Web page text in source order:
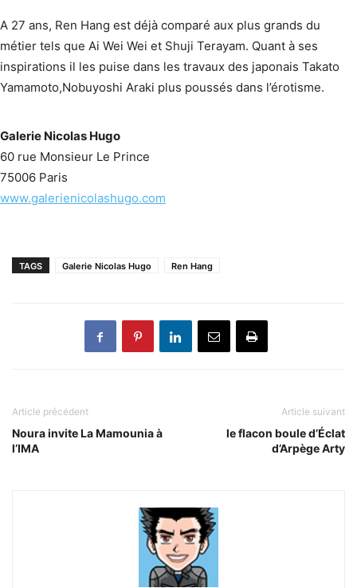
A 27 ans, Ren Hang est déjà comparé aux plus grands du
métier tels que Ai Wei Wei et Shuji Terayam. Quant à ses
inspirations il les puise dans les travaux des japonais Takato
Yamamoto,Nobuyoshi Araki plus poussés dans l’érotisme.
Galerie Nicolas Hugo
60 rue Monsieur Le Prince
75006 Paris
www.galerienicolashugo.com
TAGS Galerie Nicolas Hugo Ren Hang
Article précédent
Noura invite La Mamounia à
l’IMA
Article suivant
le flacon boule d’Éclat
d’Arpège Arty